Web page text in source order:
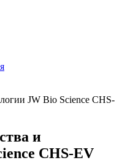
JW Bio Science CHS-
и
CHS-EV